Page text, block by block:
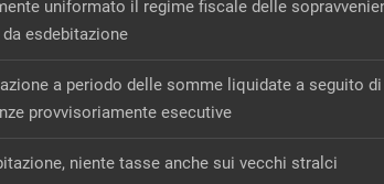
esdebitazione
a periodo delle somme liquidate a seguito di
provvisoriamente esecutive
niente tasse anche sui vecchi stralci